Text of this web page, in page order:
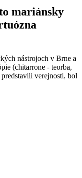
mariánsky
nástrojoch v Brne a
(chitarrone - teorba,
verejnosti, bol